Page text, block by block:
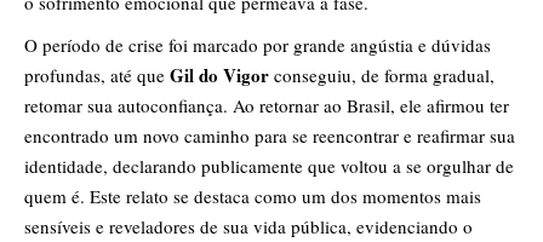
O período de crise foi marcado por grande angústia e dúvidas
profundas, até que Gil do Vigor conseguiu, de forma gradual,
retomar sua autoconfiança. Ao retornar ao Brasil, ele afirmou ter
encontrado um novo caminho para se reencontrar e reafirmar sua
identidade, declarando publicamente que voltou a se orgulhar de
quem é. Este relato se destaca como um dos momentos mais
sensíveis e reveladores de sua vida pública, evidenciando o